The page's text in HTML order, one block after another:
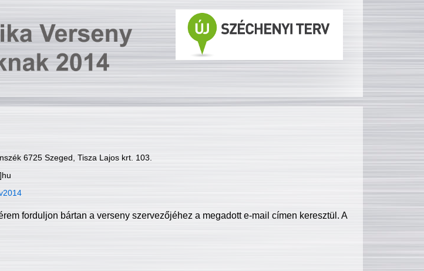
6725 Szeged, Tisza Lajos krt. 103.
forduljon bártan a verseny szervezőjéhez a megadott e-mail címen keresztül. A